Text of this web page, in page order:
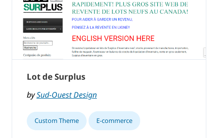
Lot de Surplus
bySud-Ouest Design
Custom Theme E-commerce